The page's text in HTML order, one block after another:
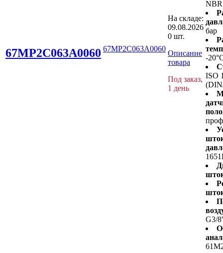
67MP2C063A0060 67MP2C063A0060
На складе:
09.08.2026
0 шт.
Описание
товара
Под заказ,
1 день
NBR
бар
-
ISO
G3/